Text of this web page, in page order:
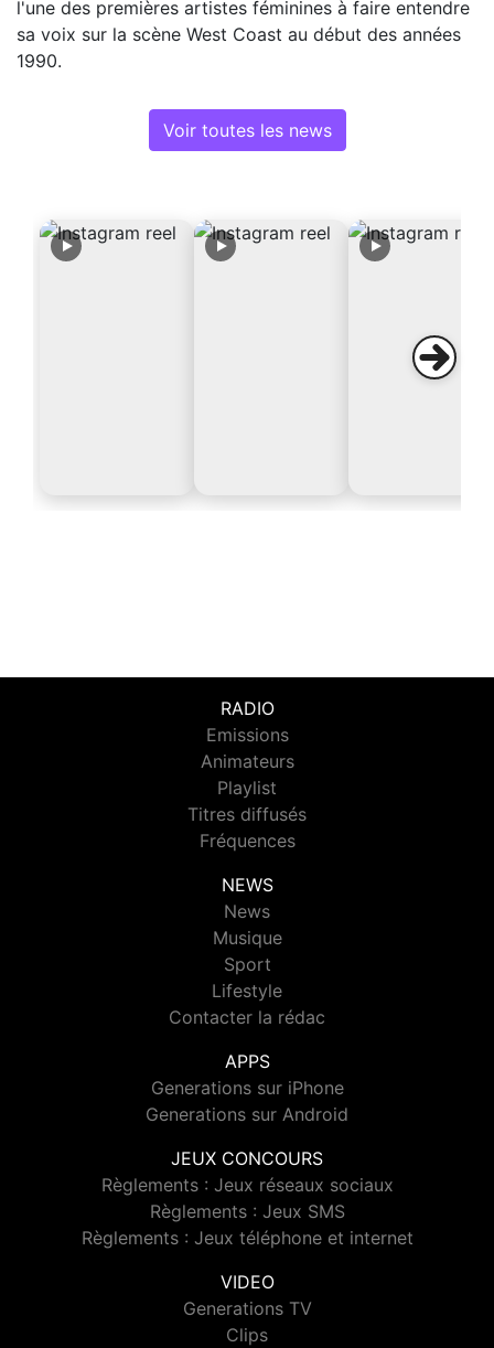
l'une des premières artistes féminines à faire entendre
sa voix sur la scène West Coast au début des années
1990.
Voir toutes les news
RADIO
Emissions
Animateurs
Playlist
Titres diffusés
Fréquences
NEWS
News
Musique
Sport
Lifestyle
Contacter la rédac
APPS
Generations sur iPhone
Generations sur Android
JEUX CONCOURS
Règlements : Jeux réseaux sociaux
Règlements : Jeux SMS
Règlements : Jeux téléphone et internet
VIDEO
Generations TV
Clips